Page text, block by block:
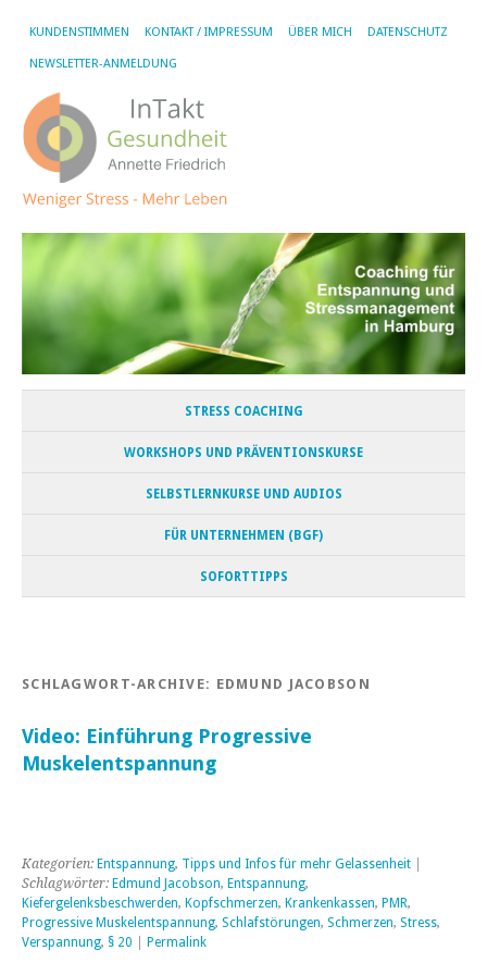
KUNDENSTIMMEN KONTAKT / IMPRESSUM ÜBER MICH DATENSCHUTZ
NEWSLETTER-ANMELDUNG
STRESS COACHING
WORKSHOPS UND PRÄVENTIONSKURSE
SELBSTLERNKURSE UND AUDIOS
FÜR UNTERNEHMEN (BGF)
SOFORTTIPPS
SCHLAGWORT-ARCHIVE: EDMUND JACOBSON
Video: Einführung Progressive
Muskelentspannung
Kategorien: Entspannung, Tipps und Infos für mehr Gelassenheit
Schlagwörter: Edmund Jacobson, Entspannung,
Kiefergelenksbeschwerden, Kopfschmerzen, Krankenkassen, PMR,
Progressive Muskelentspannung, Schlafstörungen, Schmerzen, Stress,
Verspannung, § 20 Permalink